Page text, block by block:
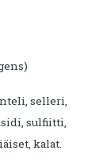
selleri,
sulfiitti,
kalat.